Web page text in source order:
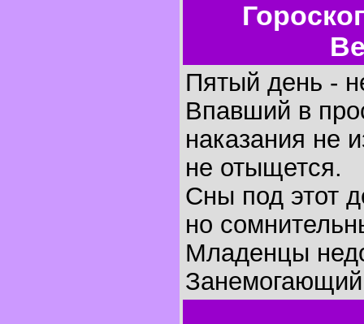
Пятый день -
Впавший в
наказания не
не отыщется.
Сны под этот
но
Младенцы
Занемогающий